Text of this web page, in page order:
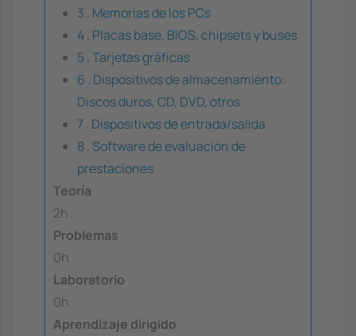
3 . Memorias de los PCs
4 . Placas base, BIOS, chipsets y buses
5 . Tarjetas gráficas
6 . Dispositivos de almacenamiento:
Discos duros, CD, DVD, otros
7 . Dispositivos de entrada/salida
8 . Software de evaluación de
prestaciones
Teoría
2h
Problemas
0h
Laboratorio
0h
Aprendizaje dirigido